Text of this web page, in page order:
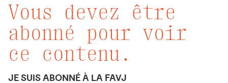
Vous devez être
abonné pour voir
ce contenu.
JE SUIS ABONNÉ À LA FAVJ